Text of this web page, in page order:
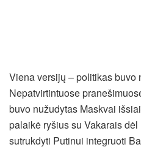
Viena versijų – politikas buvo
Nepatvirtintuose
buvo nužudytas Maskvai
palaikė ryšius su Vakarais
sutrukdyti Putinui integruoti